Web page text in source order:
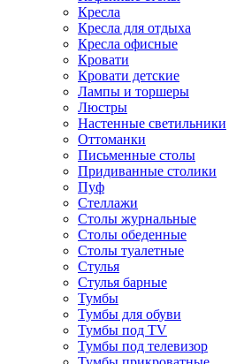
Кресла
Кресла для отдыха
Кресла офисные
Кровати
Кровати детские
Лампы и торшеры
Люстры
Настенные светильники
Оттоманки
Письменные столы
Придиванные столики
Пуф
Стеллажи
Столы журнальные
Столы обеденные
Столы туалетные
Стулья
Стулья барные
Тумбы
Тумбы для обуви
Тумбы под TV
Тумбы под телевизор